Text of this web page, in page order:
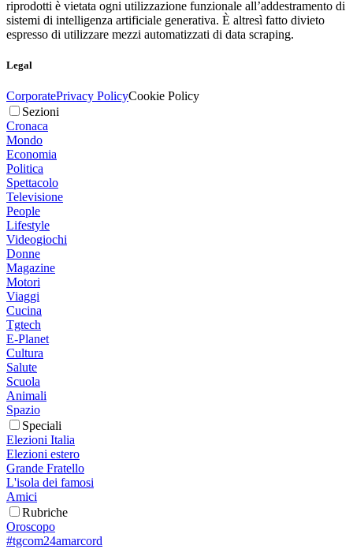
riprodotti è vietata ogni utilizzazione funzionale all’addestramento di
sistemi di intelligenza artificiale generativa. È altresì fatto divieto
espresso di utilizzare mezzi automatizzati di data scraping.
Legal
CorporatePrivacy PolicyCookie Policy
Sezioni
Cronaca
Mondo
Economia
Politica
Spettacolo
Televisione
People
Lifestyle
Videogiochi
Donne
Magazine
Motori
Viaggi
Cucina
Tgtech
E-Planet
Cultura
Salute
Scuola
Animali
Spazio
Speciali
Elezioni Italia
Elezioni estero
Grande Fratello
L'isola dei famosi
Amici
Rubriche
Oroscopo
#tgcom24amarcord